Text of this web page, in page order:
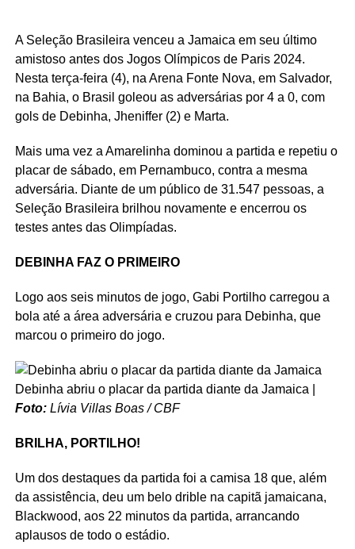
A Seleção Brasileira venceu a Jamaica em seu último
amistoso antes dos Jogos Olímpicos de Paris 2024.
Nesta terça-feira (4), na Arena Fonte Nova, em Salvador,
na Bahia, o Brasil goleou as adversárias por 4 a 0, com
gols de Debinha, Jheniffer (2) e Marta.
Mais uma vez a Amarelinha dominou a partida e repetiu o
placar de sábado, em Pernambuco, contra a mesma
adversária. Diante de um público de 31.547 pessoas, a
Seleção Brasileira brilhou novamente e encerrou os
testes antes das Olimpíadas.
DEBINHA FAZ O PRIMEIRO
Logo aos seis minutos de jogo, Gabi Portilho carregou a
bola até a área adversária e cruzou para Debinha, que
marcou o primeiro do jogo.
Debinha abriu o placar da partida diante da Jamaica |
Foto: Lívia Villas Boas / CBF
BRILHA, PORTILHO!
Um dos destaques da partida foi a camisa 18 que, além
da assistência, deu um belo drible na capitã jamaicana,
Blackwood, aos 22 minutos da partida, arrancando
aplausos de todo o estádio.